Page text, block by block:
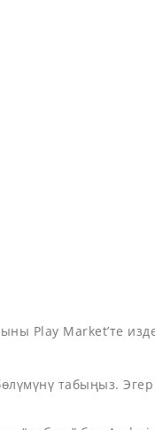
Play Market’те
табыңыз.